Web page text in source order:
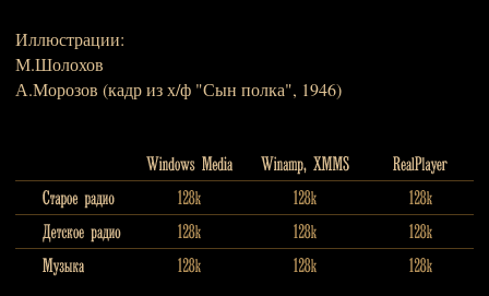
Иллюстрации:
М.Шолохов
А.Морозов (кадр из х/ф "Сын полка", 1946)